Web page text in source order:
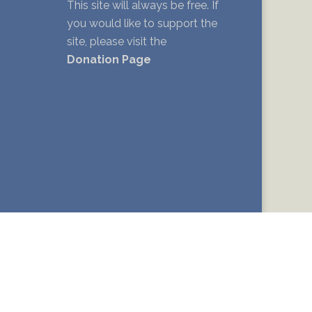
This site will always be free. If
you would like to support the
site, please visit the
Donation Page